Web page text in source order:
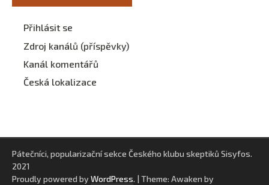
Přihlásit se
Zdroj kanálů (příspěvky)
Kanál komentářů
Česká lokalizace
Pátečníci, popularizační sekce Českého klubu skeptiků Sisyfos.
2021
Proudly powered by WordPress. | Theme: Awaken by